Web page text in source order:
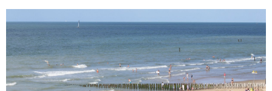
Adventreise
Bahnreisen
Blumenreise
Erlebnisreise